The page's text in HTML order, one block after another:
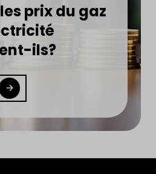
prix du gaz
ils?